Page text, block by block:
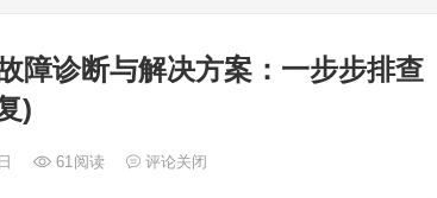
障诊断与解决方案：一步步排查
)
61阅读 评论关闭